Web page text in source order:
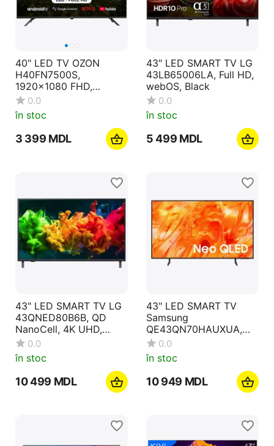
40" LED TV OZON
H40FN7500S,
1920x1080 FHD,
Google TV, Negru
0.0
în stoc
3 399 MDL
43" LED SMART TV LG
43LB65006LA, Full HD,
webOS, Black
0.0
în stoc
5 499 MDL
43" LED SMART TV LG
43QNED80B6B, QD
NanoCell, 4K UHD,
webOS, Black
0.0
în stoc
10 499 MDL
43" LED SMART TV
Samsung
QE43QN70HAUXUA,
MiniLED 4K UHD, Tizen
OS, Black
0.0
în stoc
10 949 MDL